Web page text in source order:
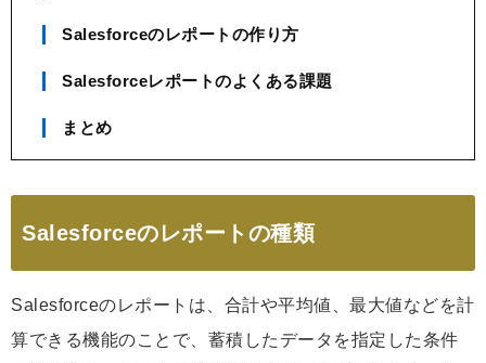
Salesforceのレポートの作り方
Salesforceレポートのよくある課題
まとめ
Salesforceのレポートの種類
Salesforceのレポートは、合計や平均値、最大値などを計
算できる機能のことで、蓄積したデータを指定した条件